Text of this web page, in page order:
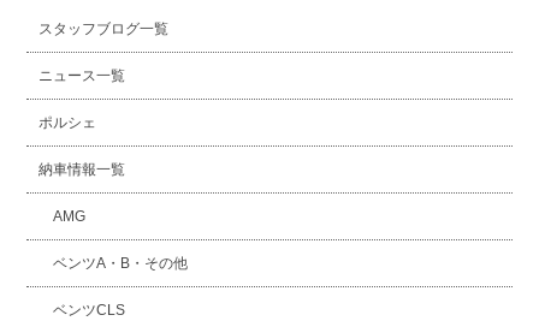
スタッフブログ一覧
ニュース一覧
ポルシェ
納車情報一覧
AMG
ベンツA・B・その他
ベンツCLS